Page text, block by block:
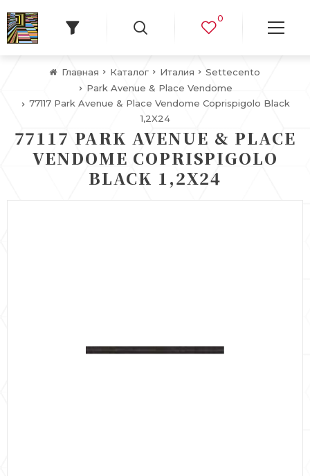
0
Главная Каталог Италия
Settecento
Park Avenue & Place Vendome
77117 Park Avenue & Place Vendome Coprispigolo Black
1,2X24
77117 PARK AVENUE & PLACE
VENDOME COPRISPIGOLO
BLACK 1,2X24